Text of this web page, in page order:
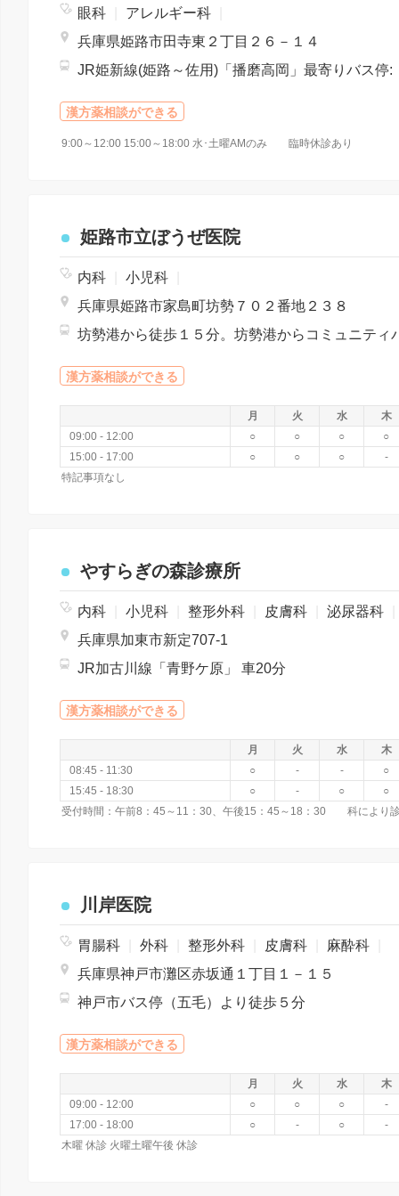
眼科 アレルギー科
兵庫県姫路市田寺東２丁目２６－１４
漢方薬相談ができる
9:00～12:00 15:00～18:00 水･土曜AMのみ 臨時休診あり
姫路市立ぼうぜ医院
内科 小児科
兵庫県姫路市家島町坊勢７０２番地２３８
漢方薬相談ができる
月 火 水
木
09:00 - 12:00
○ ○ ○
○
15:00 - 17:00
○ ○ ○
-
特記事項なし
やすらぎの森診療所
内科 小児科 整形外科 皮膚科 泌尿器科
兵庫県加東市新定707-1
JR加古川線「青野ケ原」 車20分
漢方薬相談ができる
月 火 水
木
08:45 - 11:30
○ - -
○
15:45 - 18:30
○ - ○ ○
川岸医院
胃腸科 外科 整形外科 皮膚科 麻酔科
兵庫県神戸市灘区赤坂通１丁目１－１５
神戸市バス停（五毛）より徒歩５分
漢方薬相談ができる
月 火 水
木
09:00 - 12:00
○ ○ ○
-
17:00 - 18:00
○ - ○
-
木曜 休診 火曜土曜午後 休診